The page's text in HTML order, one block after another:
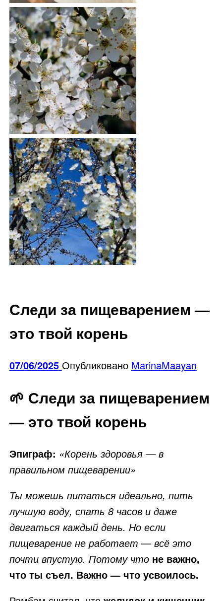
Следи за пищеварением —
это твой корень
07/06/2025 Опубликовано MarinaMaayan
🌱 Следи за пищеварением
— это твой корень
Эпиграф: «Корень здоровья — в
правильном пищеварении»
Ты можешь питаться идеально, пить
лучшую воду, спать 8 часов и даже
двигаться каждый день. Но если
пищеварение не работает — всё это
почти впустую. Потому что не важно,
что ты съел. Важно — что усвоилось.